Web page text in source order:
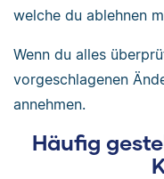
welche du ablehnen
Wenn du alles
vorgeschlagenen
annehmen.
Häufig